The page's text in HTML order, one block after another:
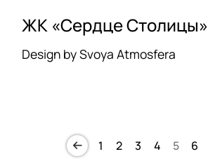
ЖК «Сердце Столицы»
Design by Svoya Atmosfera
1 2 3 4 5 6